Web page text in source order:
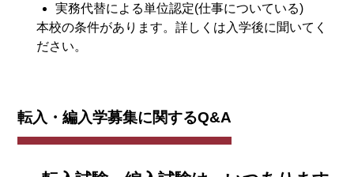
実務代替による単位認定(仕事についている)
本校の条件があります。詳しくは入学後に聞いてく
ださい。
転入・編入学募集に関するQ&A